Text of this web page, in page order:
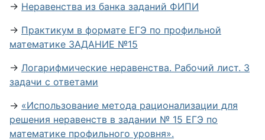
→ Неравенства из банка заданий ФИПИ
→ Практикум в формате ЕГЭ по профильной
математике ЗАДАНИЕ №15
→ Логарифмические неравенства. Рабочий лист. 3
задачи с ответами
→ «Использование метода рационализации для
решения неравенств в задании № 15 ЕГЭ по
математике профильного уровня».